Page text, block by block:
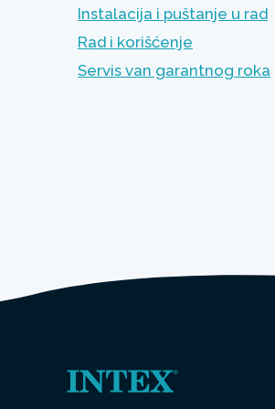
Instalacija i puštanje u rad
Rad i korišćenje
Servis van garantnog roka